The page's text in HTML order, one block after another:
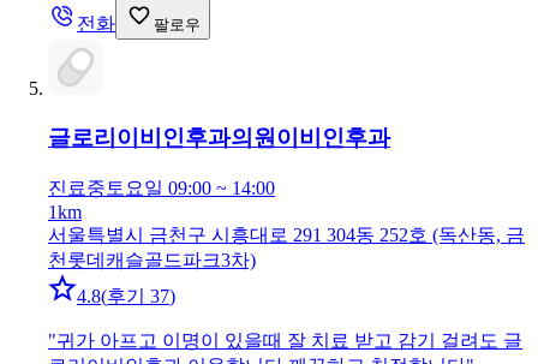
전화 팔로우
글로리이비인후과의원 이비인후과
진료중 토요일 09:00 ~ 14:00
1km
서울특별시 금천구 시흥대로 291 304동 252호 (독산동, 금
천롯데캐슬골드파크3차)
4.8(후기 37)
"귀가 아프고 이명이 있을때 잘 치료 받고 감기 걸려도 글